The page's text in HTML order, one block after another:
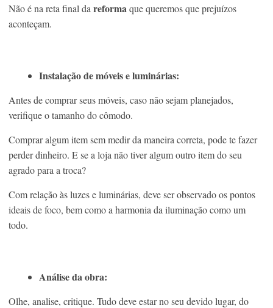
Não é na reta final da reforma que queremos que prejuízos
aconteçam.
Instalação de móveis e luminárias:
Antes de comprar seus móveis, caso não sejam planejados,
verifique o tamanho do cômodo.
Comprar algum item sem medir da maneira correta, pode te fazer
perder dinheiro. E se a loja não tiver algum outro item do seu
agrado para a troca?
Com relação às luzes e luminárias, deve ser observado os pontos
ideais de foco, bem como a harmonia da iluminação como um
todo.
Análise da obra:
Olhe, analise, critique. Tudo deve estar no seu devido lugar, do